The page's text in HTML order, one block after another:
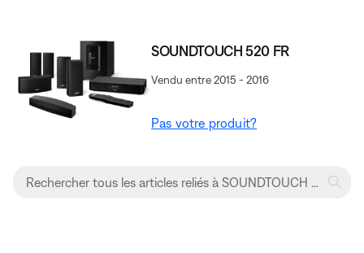
SOUNDTOUCH 520 FR
Vendu entre 2015 - 2016
Pas votre produit?